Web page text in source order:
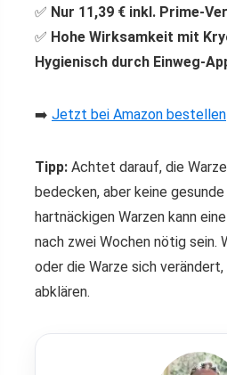
✅ Nur 11,39 € inkl. Prime-
✅ Hohe Wirksamkeit mit
Hygienisch durch Einweg-
➡️ Jetzt bei Amazon bestellen
Tipp: Achtet darauf, die
bedecken, aber keine
hartnäckigen Warzen kann
nach zwei Wochen nötig sein.
oder die Warze sich
abklären.